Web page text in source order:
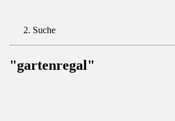
Suche
"gartenregal"